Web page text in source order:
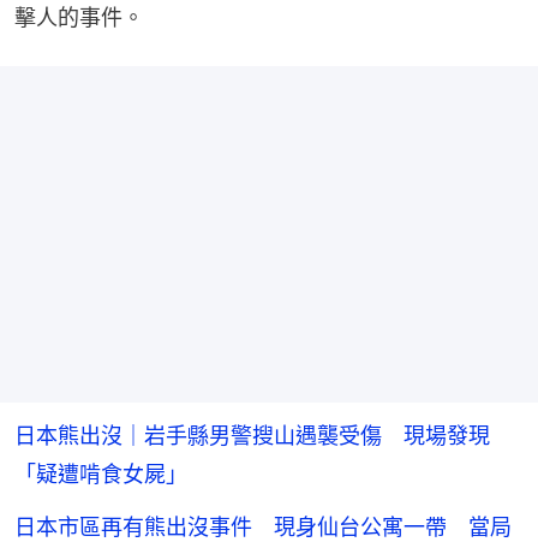
擊人的事件。
日本熊出沒｜岩手縣男警搜山遇襲受傷 現場發現
「疑遭啃食女屍」
日本市區再有熊出沒事件 現身仙台公寓一帶 當局